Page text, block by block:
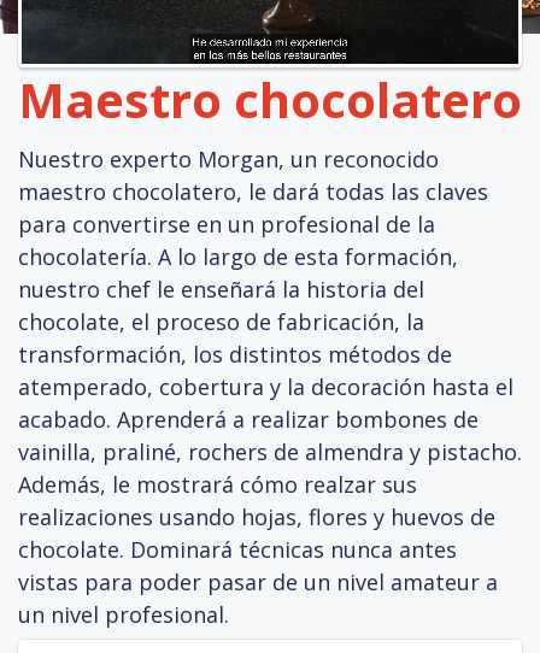
Maestro chocolatero
Nuestro experto Morgan, un reconocido
maestro chocolatero, le dará todas las claves
para convertirse en un profesional de la
chocolatería. A lo largo de esta formación,
nuestro chef le enseñará la historia del
chocolate, el proceso de fabricación, la
transformación, los distintos métodos de
atemperado, cobertura y la decoración hasta el
acabado. Aprenderá a realizar bombones de
vainilla, praliné, rochers de almendra y pistacho.
Además, le mostrará cómo realzar sus
realizaciones usando hojas, flores y huevos de
chocolate. Dominará técnicas nunca antes
vistas para poder pasar de un nivel amateur a
un nivel profesional.